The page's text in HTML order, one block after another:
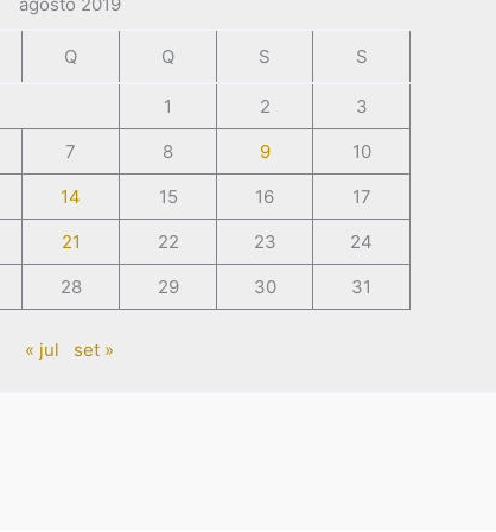
Q Q S S
1 2
3
7 8 9
10
14 15 16
17
21 22 23
24
28 29 30 31
« jul set »